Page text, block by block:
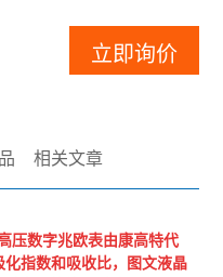
立即询价
相关文章
压数字兆欧表由康高特代
指数和吸收比，图文液晶